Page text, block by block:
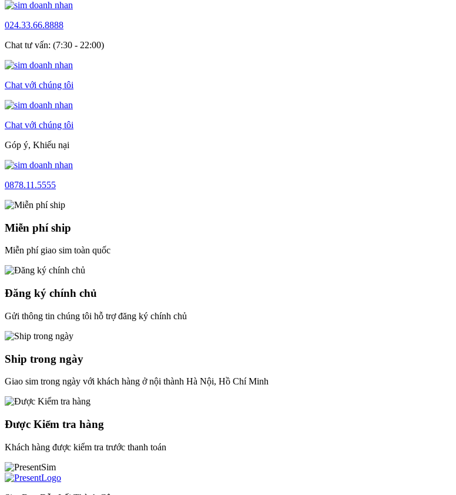
024.33.66.8888
Chat tư vấn: (7:30 - 22:00)
Chat với chúng tôi
Chat với chúng tôi
Góp ý, Khiếu nại
0878.11.5555
Miễn phí ship
Miễn phí giao sim toàn quốc
Đăng ký chính chủ
Gửi thông tin chúng tôi hỗ trợ đăng ký chính chủ
Ship trong ngày
Giao sim trong ngày với khách hàng ở nội thành Hà Nội, Hồ Chí Minh
Được Kiểm tra hàng
Khách hàng được kiểm tra trước thanh toán